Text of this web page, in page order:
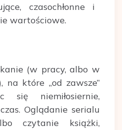
czasochłonne i
wartościowe.
(w pracy, albo w
na które „od zawsze”
się niemiłosiernie,
Oglądanie serialu
czytanie książki,